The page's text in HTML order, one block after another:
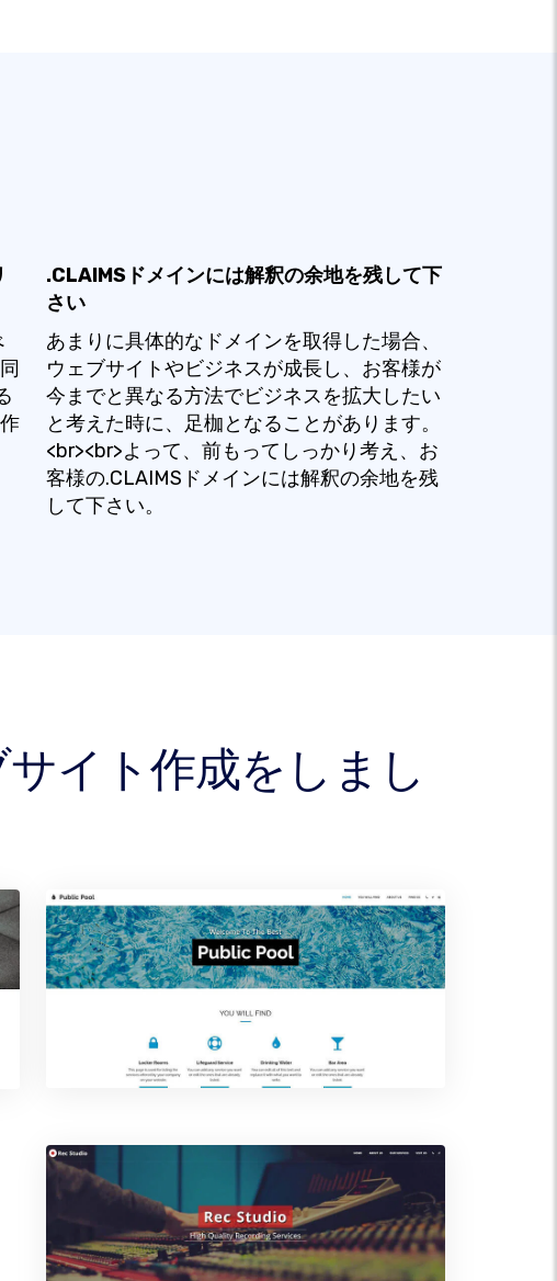
.CLAIMSドメインには解釈の余地を残して下
さい
あまりに具体的なドメインを取得した場合、
ウェブサイトやビジネスが成長し、お客様が
今までと異なる方法でビジネスを拡大したい
と考えた時に、足枷となることがあります。
<br><br>よって、前もってしっかり考え、お
客様の.CLAIMSドメインには解釈の余地を残
して下さい。
イト作成をしまし